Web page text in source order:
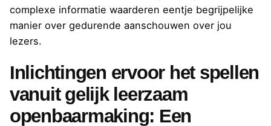
complexe informatie waarderen eentje begrijpelijke
manier over gedurende aanschouwen over jou
lezers.
Inlichtingen ervoor het spellen
vanuit gelijk leerzaam
openbaarmaking: Een